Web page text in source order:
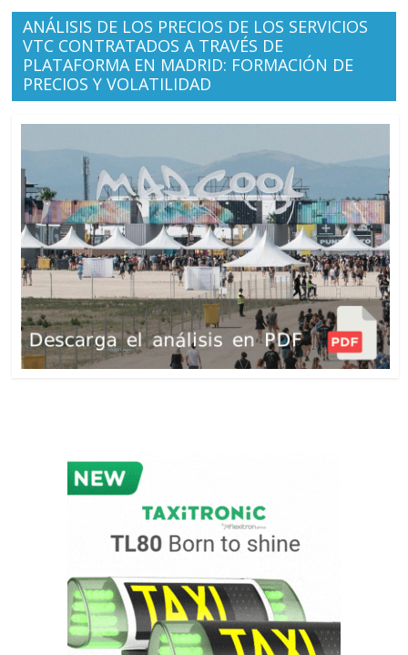
ANÁLISIS DE LOS PRECIOS DE LOS SERVICIOS
VTC CONTRATADOS A TRAVÉS DE
PLATAFORMA EN MADRID: FORMACIÓN DE
PRECIOS Y VOLATILIDAD